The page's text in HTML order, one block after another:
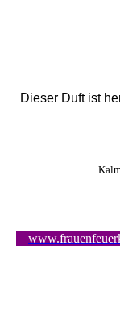
Dieser Duft ist